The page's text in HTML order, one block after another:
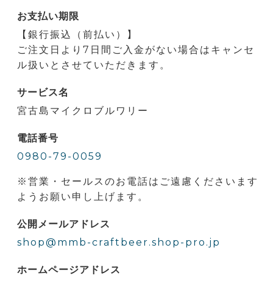
お支払い期限
【銀行振込（前払い）】
ご注文日より7日間ご入金がない場合はキャンセ
ル扱いとさせていただきます。
サービス名
宮古島マイクロブルワリー
電話番号
0980-79-0059
※営業・セールスのお電話はご遠慮くださいます
ようお願い申し上げます。
公開メールアドレス
shop@mmb-craftbeer.shop-pro.jp
ホームページアドレス